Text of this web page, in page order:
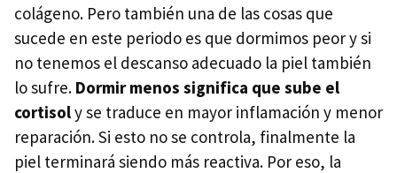
colágeno. Pero también una de las cosas que
sucede en este periodo es que dormimos peor y si
no tenemos el descanso adecuado la piel también
lo sufre. Dormir menos significa que sube el
cortisoly se traduce en mayor inflamación y menor
reparación. Si esto no se controla, finalmente la
piel terminará siendo más reactiva. Por eso, la